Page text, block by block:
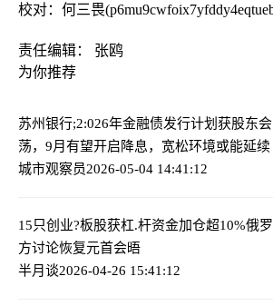
校对：何三畏
责任编辑： 张鸥
为你推荐
苏州银行;2:026年金融债发行计划获股东
荡，9月有望开启降息，宽松环境或能延续
城市观察员2026-05-04 14:41:12
15只创业?板股获杠.杆资金加仓超10%俄
方讨论恢复元首会晤
半月谈2026-04-26 15:41:12